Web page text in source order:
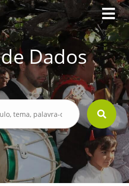
Dados